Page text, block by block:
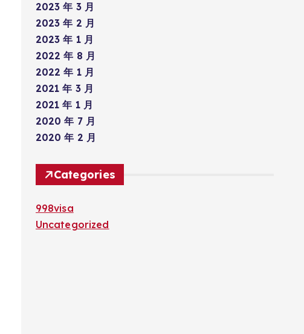
2023 年 3 月
2023 年 2 月
2023 年 1 月
2022 年 8 月
2022 年 1 月
2021 年 3 月
2021 年 1 月
2020 年 7 月
2020 年 2 月
Categories
998visa
Uncategorized